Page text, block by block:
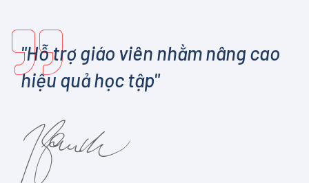
"Hỗ trợ giáo viên nhằm nâng cao
hiệu quả học tập"